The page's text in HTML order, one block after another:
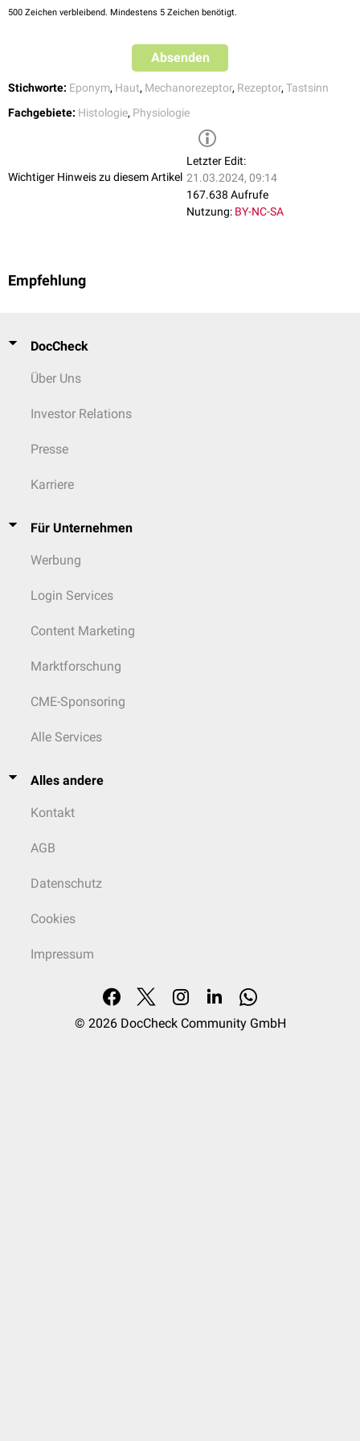
Ein weiteres typisches Merkmal der Merkel-Zellen sind elektronendichte,
Serotoninund
enthalten. Ihre genaue Funktion als Teil desdiffusen neuroendokrinen
ist nicht abschließend geklärt und wird kontrovers diskutiert.
erfolgt imsomatosensiblen KortexdesGroßhirns
500 Zeichen verbleibend. Mindestens 5 Zeichen benötigt.
Absenden
Stichworte: Eponym, Haut, Mechanorezeptor, Rezeptor, Tastsinn
Fachgebiete: Histologie, Physiologie
Wichtiger Hinweis zu diesem Artikel
Letzter Edit:
21.03.2024, 09:14
167.638 Aufrufe
Nutzung: BY-NC-SA
Empfehlung
DocCheck
Über Uns
Investor Relations
Presse
Karriere
Für Unternehmen
Werbung
Login Services
Content Marketing
Marktforschung
CME-Sponsoring
Alle Services
Alles andere
Kontakt
AGB
Datenschutz
Cookies
Impressum
© 2026 DocCheck Community GmbH